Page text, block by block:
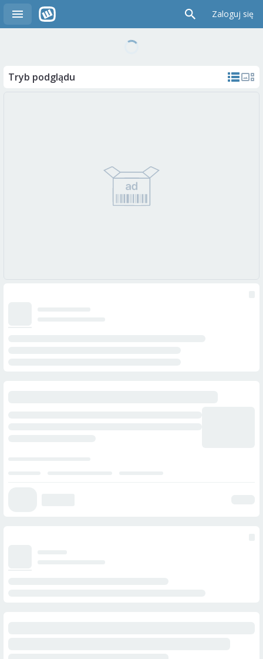
Zaloguj się
Tryb podglądu